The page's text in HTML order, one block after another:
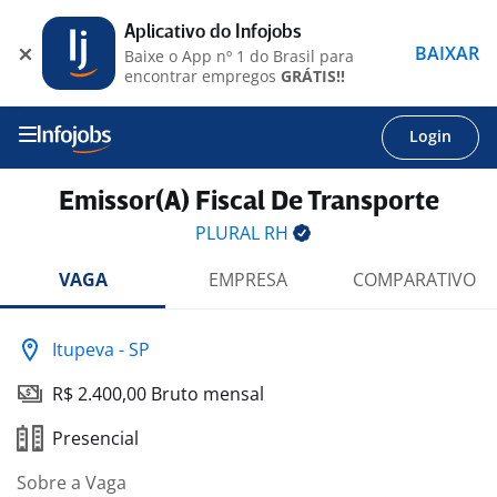
Login
Emissor(A) Fiscal De Transporte
PLURAL RH
VAGA
EMPRESA COMPARATIVO
Itupeva - SP
R$ 2.400,00 Bruto mensal
Presencial
Sobre a Vaga
Aplicativo do Infojobs
Baixe o App nº 1 do Brasil para
encontrar empregos GRÁTIS!!
BAIXAR